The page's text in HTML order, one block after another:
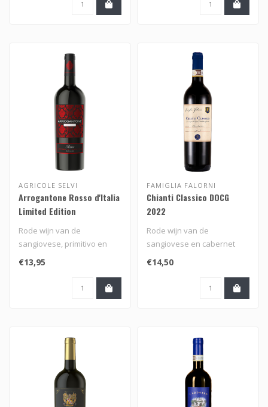
AGRICOLE SELVI
Arrogantone Rosso d'Italia
Limited Edition
Rode wijn van de
sangiovese, primitivo en
aglianico druif uit het zuiden
van Ita..
€13,95
FAMIGLIA FALORNI
Chianti Classico DOCG
2022
Rode wijn van de
sangiovese en cabernet
sauvignon druif uit Chianti
in Toscane,..
€14,50